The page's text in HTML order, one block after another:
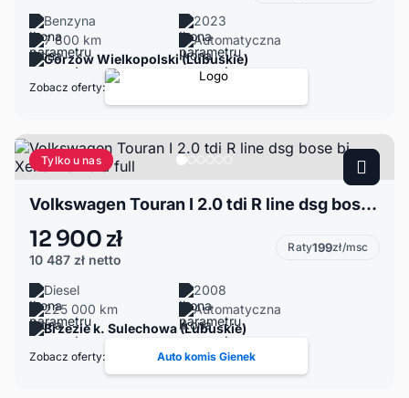
Benzyna
2023
7 800 km
Automatyczna
Gorzów Wielkopolski (Lubuskie)
Zobacz oferty:
Tylko u nas
Volkswagen Touran I 2.0 tdi R line dsg bose bi Xenonkamera full
12 900 zł
10 487 zł netto
Raty199zł/msc
Diesel
2008
225 000 km
Automatyczna
Brzezie k. Sulechowa (Lubuskie)
Zobacz oferty: Auto komis Gienek